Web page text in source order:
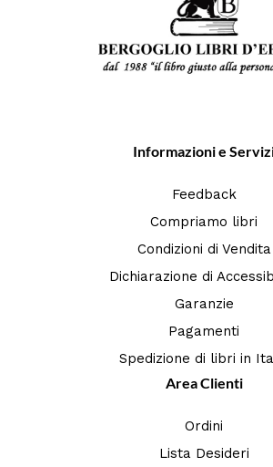
Informazioni e
Feedback
Compriamo libri
Condizioni di Vendita
Dichiarazione di
Garanzie
Pagamenti
Spedizione di libri in
Area Clienti
Ordini
Lista Desideri